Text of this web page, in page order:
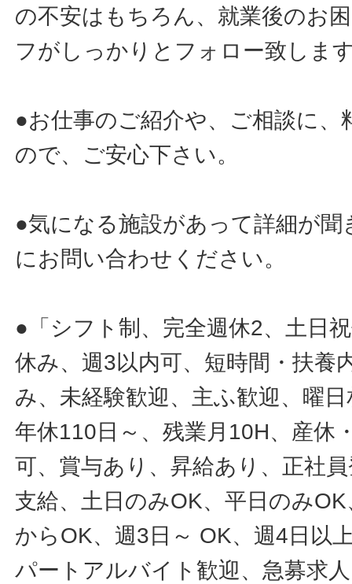
の不安はもちろん、就業後のお
フがしっかりとフォロー致しま
●お仕事のご紹介や、ご相談に
ので、ご安心下さい。
●気になる施設があって詳細が
にお問い合わせください。
●「シフト制、完全週休2、土日
休み、週3以内可、短時間・扶養
み、未経験歓迎、主ふ歓迎、曜
年休110日～、残業月10H、産休
可、賞与あり、昇給あり、正社
支給、土日のみOK、平日のみ
からOK、週3日～ OK、週4日以
パートアルバイト歓迎、急募求